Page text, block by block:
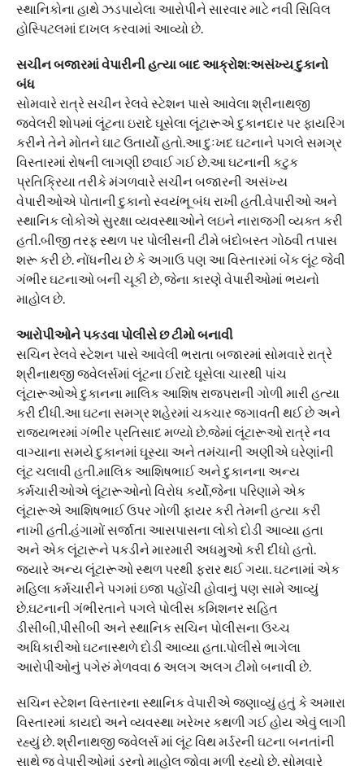
સ્થાનિકોના હાથે ઝડપાયેલા આરોપીને સારવાર માટે નવી સિવિલ
હોસ્પિટલમાં દાખલ કરવામાં આવ્યો છે.
સચીન બજારમાં વેપારીની હત્યા બાદ આક્રોશ:અસંખ્ય દુકાનો
બંધ
સોમવારે રાત્રે સચીન રેલવે સ્ટેશન પાસે આવેલા શ્રીનાથજી
જવેલરી શોપમાં લૂંટના ઇરાદે ઘૂસેલા લૂંટારૂએ દુકાનદાર પર ફાયરિંગ
કરીને તેને મોતને ઘાટ ઉતાર્યો હતો.આ દુઃખદ ઘટનાને પગલે સમગ્ર
વિસ્તારમાં રોષની લાગણી છવાઈ ગઈ છે.આ ઘટનાની કટુક
પ્રતિક્રિયા તરીકે મંગળવારે સચીન બજારની અસંખ્ય
વેપારીઓએ પોતાની દુકાનો સ્વયંભૂ બંધ રાખી હતી.વેપારીઓ અને
સ્થાનિક લોકોએ સુરક્ષા વ્યવસ્થાઓને લઇને નારાજગી વ્યક્ત કરી
હતી.બીજી તરફ સ્થળ પર પોલીસની ટીમે બંદોબસ્ત ગોઠવી તપાસ
શરૂ કરી છે. નોંધનીય છે કે અગાઉ પણ આ વિસ્તારમાં બેંક લૂંટ જેવી
ગંભીર ઘટનાઓ બની ચૂકી છે, જેના કારણે વેપારીઓમાં ભયનો
માહોલ છે.
આરોપીઓને પકડવા પોલીસે છ ટીમો બનાવી
સચિન રેલવે સ્ટેશન પાસે આવેલી ભરાતા બજારમાં સોમવારે રાત્રે
શ્રીનાથજી જ્વેલર્સમાં લૂંટના ઈરાદે ઘૂસેલા ચારથી પાંચ
લૂંટારૂઓએ દુકાનના માલિક આશિષ રાજપરાની ગોળી મારી હત્યા
કરી દીધી.આ ઘટના સમગ્ર શહેરમાં ચકચાર જગાવતી થઈ છે અને
રાજ્યભરમાં ગંભીર પ્રતિસાદ મળ્યો છે.જેમાં લૂંટારૂઓ રાત્રે નવ
વાગ્યાના સમયે દુકાનમાં ઘૂસ્યા અને તમંચાની અણીએ ઘરેણાંની
લૂંટ ચલાવી હતી.માલિક આશિષભાઈ અને દુકાનના અન્ય
કર્મચારીઓએ લૂંટારૂઓનો વિરોધ કર્યો,જેના પરિણામે એક
લૂંટારૂએ આશિષભાઈ ઉપર ગોળી ફાયર કરી તેમની હત્યા કરી
નાખી હતી.હંગામોં સર્જાતા આસપાસના લોકો દોડી આવ્યા હતા
અને એક લૂંટારૂને પકડીને મારમારી અધમુઓ કરી દીધો હતો.
જયારે અન્ય લૂંટારૂઓ સ્થળ પરથી ફરાર થઈ ગયા. ઘટનામાં એક
મહિલા કર્મચારીને પગમાં ઇજા પહોંચી હોવાનું પણ સામે આવ્યું
છે.ઘટનાની ગંભીરતાને પગલે પોલીસ કમિશનર સહિત
ડીસીબી,પીસીબી અને સ્થાનિક સચિન પોલીસના ઉચ્ચ
અધિકારીઓ ઘટનાસ્થળે દોડી આવ્યા હતા.પોલીસે ભાગેલા
આરોપીઓનું પગેરું મેળવવા 6 અલગ અલગ ટીમો બનાવી છે.
સચિન સ્ટેશન વિસ્તારના સ્થાનિક વેપારીએ જણાવ્યું હતું કે અમારા
વિસ્તારમાં કાયદો અને વ્યવસ્થા ખરેખર કથળી ગઈ હોય એવું લાગી
રહ્યું છે. શ્રીનાથજી જવેલર્સ માં લૂંટ વિથ મર્ડરની ઘટના બનતાંની
સાથે જ વેપારીઓમાં ડરનો માહોલ જોવા મળી રહ્યો છે. સોમવારે